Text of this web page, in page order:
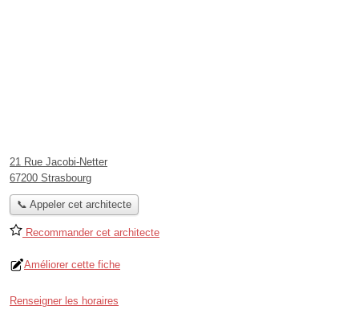
21 Rue Jacobi-Netter
67200 Strasbourg
📞 Appeler cet architecte
Recommander cet architecte
Améliorer cette fiche
Renseigner les horaires